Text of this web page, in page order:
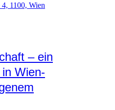
1100, Wien
– ein
Wien-